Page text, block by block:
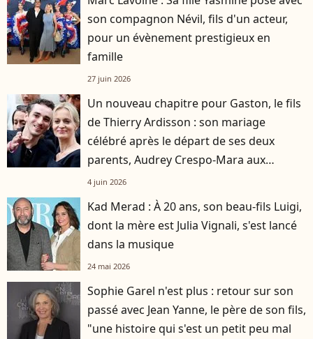
son compagnon Névil, fils d'un acteur,
pour un évènement prestigieux en
famille
27 juin 2026
Un nouveau chapitre pour Gaston, le fils
de Thierry Ardisson : son mariage
célébré après le départ de ses deux
parents, Audrey Crespo-Mara aux
premières loges
4 juin 2026
Kad Merad : À 20 ans, son beau-fils Luigi,
dont la mère est Julia Vignali, s'est lancé
dans la musique
24 mai 2026
Sophie Garel n'est plus : retour sur son
passé avec Jean Yanne, le père de son fils,
"une histoire qui s'est un petit peu mal